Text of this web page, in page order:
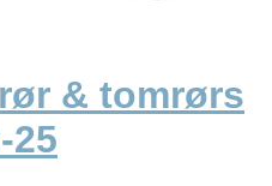
& tomrørs
25